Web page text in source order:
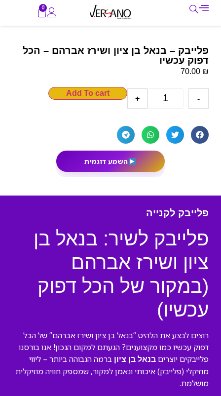
0
פלייבק – בנאל בן ציון ושירז אברהם – הכל
דפוק עכשיו
70.00 ₪
-
+
Add To cart
השמע דוגמית
פלייבק לקנייה
פלייבק לשיר: בנאל בן
ציון ושירז אברהם
(במקור של הכל דפוק
עכשיו)
רוצים לבצע את הלהיט “בנאל בן ציון ושירז אברהם” של הכל
דפוק עכשיו כמו מקצוענים? הגעתם למקום הנכון! אנו בורסנו
פלייבקים יוצרים בנאל בן ציון ברמה הגבוהה ביותר – ליווי
מוזיקלי (פלייבק) איכותי ונאמן למקור, שמספק חוויה מוזיקלית
מושלמת.